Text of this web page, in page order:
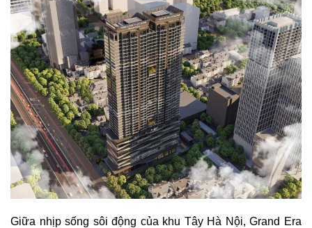
Giữa nhịp sống sôi động của khu Tây Hà Nội, Grand Era